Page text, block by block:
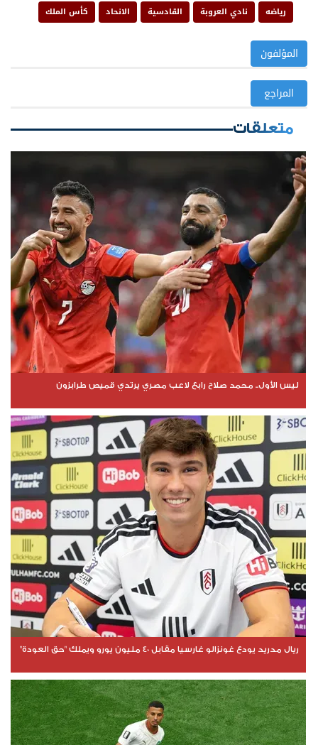
رياضه نادي العروبة القادسية الانحاد كأس الملك
المؤلفون
المراجع
متعلقات
ليس الأول.. محمد صلاح رابع لاعب مصري يرتدي قميص طرابزون
ريال مدريد يودع غونزالو غارسيا مقابل 40 مليون يورو ويملك "حق العودة"